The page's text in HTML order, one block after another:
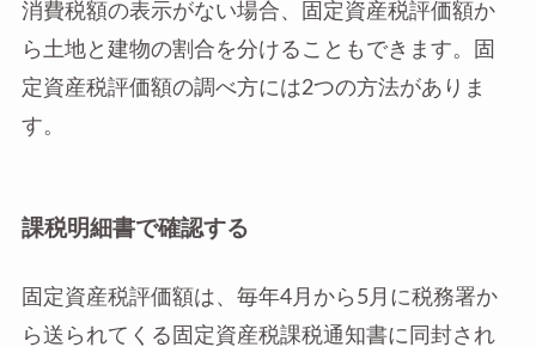
消費税額の表示がない場合、固定資産税評価額か
ら土地と建物の割合を分けることもできます。固
定資産税評価額の調べ方には2つの方法がありま
す。
課税明細書で確認する
固定資産税評価額は、毎年4月から5月に税務署か
ら送られてくる固定資産税課税通知書に同封され